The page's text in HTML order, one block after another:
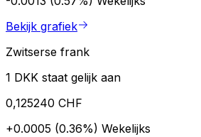
Bekijk grafiek
Zwitserse frank
1 DKK staat gelijk aan
0,125240 CHF
+0.0005 (0.36%) Wekelijks